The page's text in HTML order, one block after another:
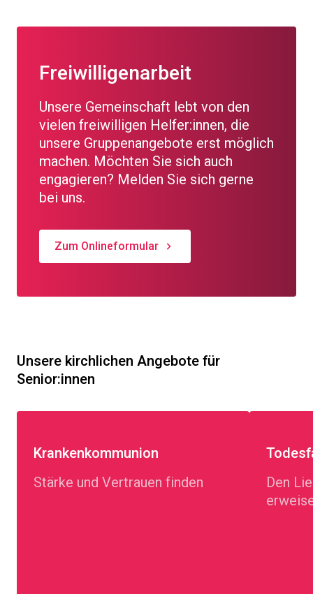
Freiwilligenarbeit
Unsere Gemeinschaft lebt von den
vielen freiwilligen Helfer:innen, die
unsere Gruppenangebote erst möglich
machen. Möchten Sie sich auch
engagieren? Melden Sie sich gerne
bei uns.
Zum Onlineformular
Unsere kirchlichen Angebote für
Senior:innen
Krankenkommunion
Stärke und Vertrauen finden
Den